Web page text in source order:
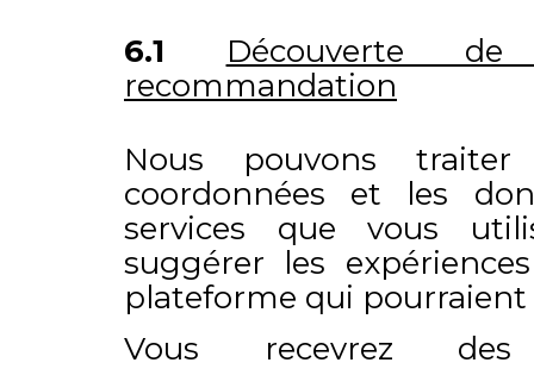
6.1
Découverte
recommandation
Nous pouvons
coordonnées et les
services que vous
suggérer les
plateforme qui pourraient
Vous recevrez des